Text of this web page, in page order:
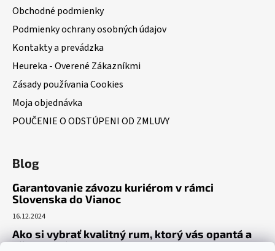
Obchodné podmienky
Podmienky ochrany osobných údajov
Kontakty a prevádzka
Heureka - Overené Zákazníkmi
Zásady používania Cookies
Moja objednávka
POUČENIE O ODSTÚPENI OD ZMLUVY
Blog
Garantovanie závozu kuriérom v rámci
Slovenska do Vianoc
16.12.2024
Ako si vybrať kvalitný rum, ktorý vás opantá a
už nepustí?